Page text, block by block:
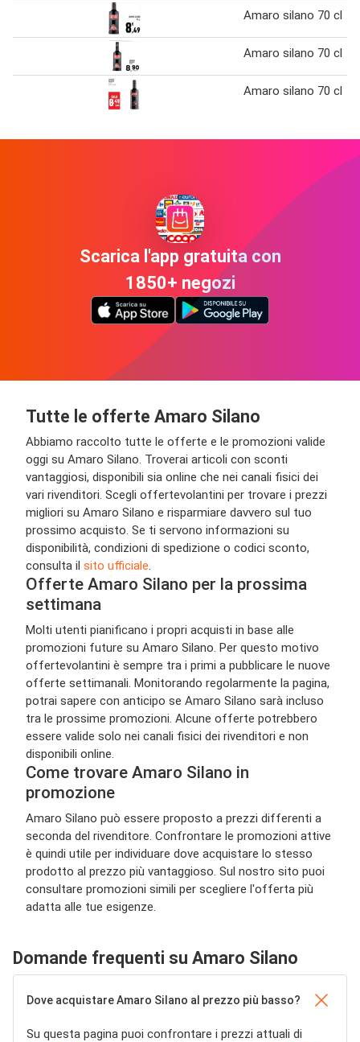
Amaro silano 70 cl
Amaro silano 70 cl
Amaro silano 70 cl
Scarica l'app gratuita con
1850+ negozi
Tutte le offerte Amaro Silano
Abbiamo raccolto tutte le offerte e le promozioni valide
oggi su Amaro Silano. Troverai articoli con sconti
vantaggiosi, disponibili sia online che nei canali fisici dei
vari rivenditori. Scegli offertevolantini per trovare i prezzi
migliori su Amaro Silano e risparmiare davvero sul tuo
prossimo acquisto. Se ti servono informazioni su
disponibilità, condizioni di spedizione o codici sconto,
consulta il sito ufficiale
Offerte Amaro Silano per la prossima
settimana
Molti utenti pianificano i propri acquisti in base alle
promozioni future su Amaro Silano. Per questo motivo
offertevolantini è sempre tra i primi a pubblicare le nuove
offerte settimanali. Monitorando regolarmente la pagina,
potrai sapere con anticipo se Amaro Silano sarà incluso
tra le prossime promozioni. Alcune offerte potrebbero
essere valide solo nei canali fisici dei rivenditori e non
disponibili online.
Come trovare Amaro Silano in
promozione
Amaro Silano può essere proposto a prezzi differenti a
seconda del rivenditore. Confrontare le promozioni attive
è quindi utile per individuare dove acquistare lo stesso
prodotto al prezzo più vantaggioso. Sul nostro sito puoi
consultare promozioni simili per scegliere l'offerta più
adatta alle tue esigenze.
Domande frequenti su Amaro Silano
Dove acquistare Amaro Silano al prezzo più basso?
Su questa pagina puoi confrontare i prezzi attuali di